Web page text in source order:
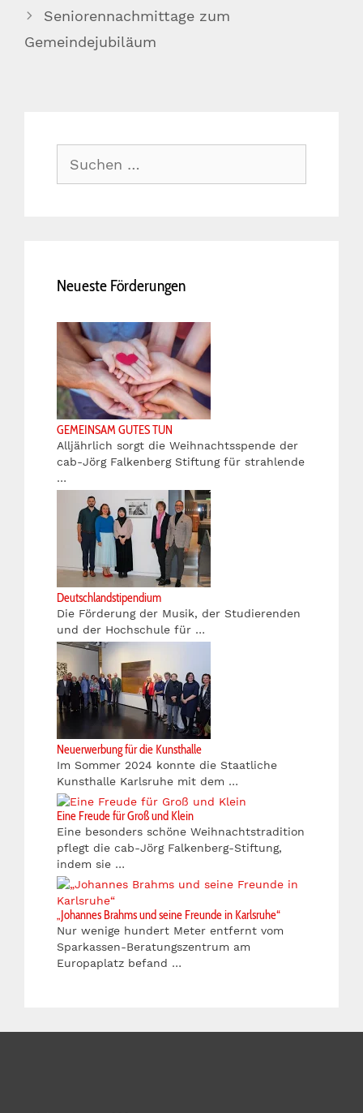
Seniorennachmittage zum
Gemeindejubiläum
nach:
Neueste Förderungen
GEMEINSAM GUTES TUN
Alljährlich sorgt die Weihnachtsspende der
cab-Jörg Falkenberg Stiftung für strahlende
…
Deutschlandstipendium
Die Förderung der Musik, der Studierenden
und der Hochschule für …
Neuerwerbung für die Kunsthalle
Im Sommer 2024 konnte die Staatliche
Kunsthalle Karlsruhe mit dem …
Eine Freude für Groß und Klein
Eine besonders schöne Weihnachtstradition
pflegt die cab-Jörg Falkenberg-Stiftung,
indem sie …
„Johannes Brahms und seine Freunde in Karlsruhe“
Nur wenige hundert Meter entfernt vom
Sparkassen-Beratungszentrum am
Europaplatz befand …